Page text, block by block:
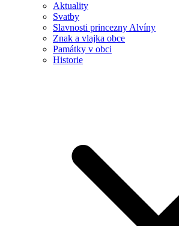
Aktuality
Svatby
Slavnosti princezny Alvíny
Znak a vlajka obce
Památky v obci
Historie